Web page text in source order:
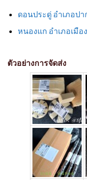
ดอนประดู่ อำเภอป
หนองแก อำเภอเมื
ตัวอย่างการจัดส่ง